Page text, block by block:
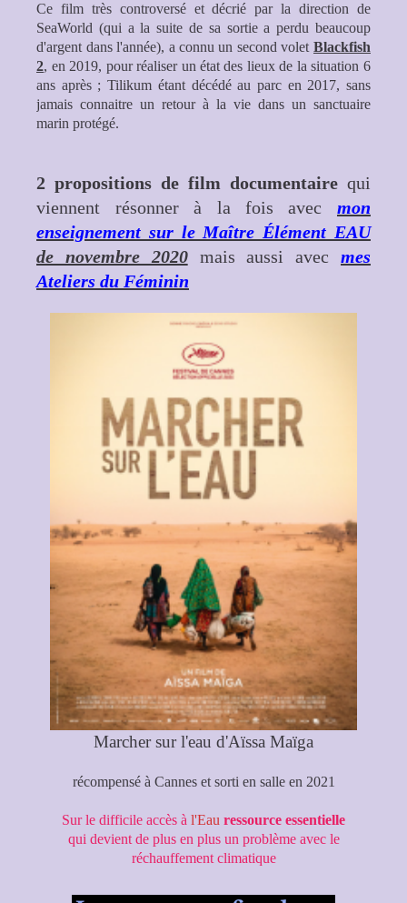
Ce film très controversé et décrié par la direction de
SeaWorld (qui a la suite de sa sortie a perdu beaucoup
d'argent dans l'année), a connu un second volet Blackfish
2, en 2019, pour réaliser un état des lieux de la situation 6
ans après ; Tilikum étant décédé au parc en 2017, sans
jamais connaitre un retour à la vie dans un sanctuaire
marin protégé.
2 propositions de film documentaire qui
viennent résonner à la fois avec mon
enseignement sur le Maître Élément EAU
de novembre 2020mais aussi avec mes
Ateliers du Féminin
Marcher sur l'eau d'Aïssa Maïga
récompensé à Cannes et sorti en salle en 2021
Sur le difficile accès à l'Eau ressource essentielle
qui devient de plus en plus un problème avec le
réchauffement climatique